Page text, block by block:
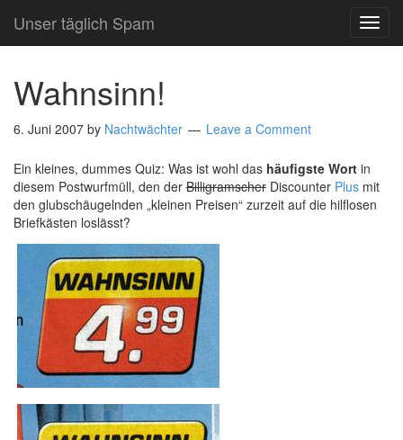
Unser täglich Spam
Wahnsinn!
6. Juni 2007 by Nachtwächter Leave a Comment
Ein kleines, dummes Quiz: Was ist wohl das häufigste Wort in
diesem Postwurfmüll, den der Billigramscher Discounter Plus mit
den glubschäugelnden „kleinen Preisen“ zurzeit auf die hilflosen
Briefkästen loslässt?